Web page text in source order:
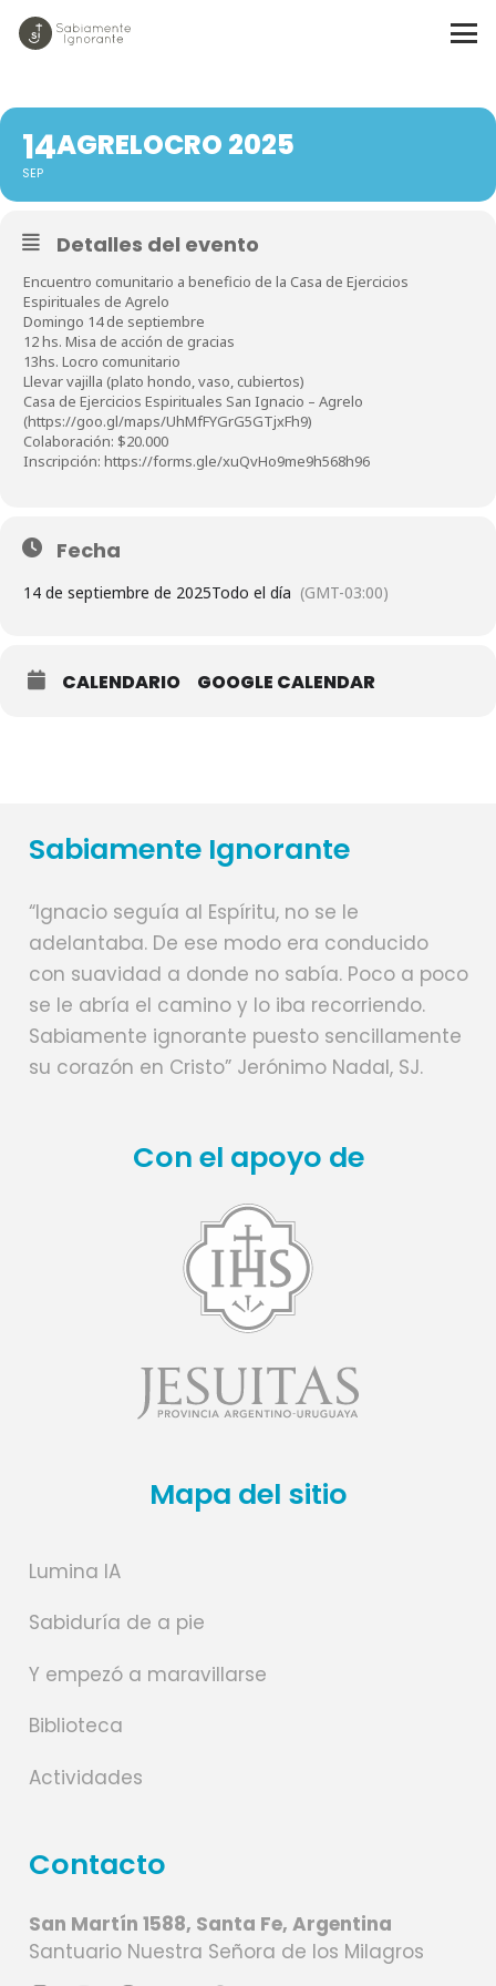
AGRELOCRO 2025
14
SEP
AGRELOCRO 2025
Detalles del evento
Encuentro comunitario a beneficio de la Casa de Ejercicios
Espirituales de Agrelo
Domingo 14 de septiembre
12 hs. Misa de acción de gracias
13hs. Locro comunitario
Llevar vajilla (plato hondo, vaso, cubiertos)
Casa de Ejercicios Espirituales San Ignacio – Agrelo
(https://goo.gl/maps/UhMfFYGrG5GTjxFh9)
Colaboración: $20.000
Inscripción: https://forms.gle/xuQvHo9me9h568h96
Fecha
14 de septiembre de 2025Todo el día (GMT-03:00)
CALENDARIO GOOGLE CALENDAR
Sabiamente Ignorante
“Ignacio seguía al Espíritu, no se le
adelantaba. De ese modo era conducido
con suavidad a donde no sabía. Poco a poco
se le abría el camino y lo iba recorriendo.
Sabiamente ignorante puesto sencillamente
su corazón en Cristo” Jerónimo Nadal, SJ.
Con el apoyo de
Mapa del sitio
Lumina IA
Sabiduría de a pie
Y empezó a maravillarse
Biblioteca
Actividades
Contacto
San Martín 1588, Santa Fe, Argentina
Santuario Nuestra Señora de los Milagros